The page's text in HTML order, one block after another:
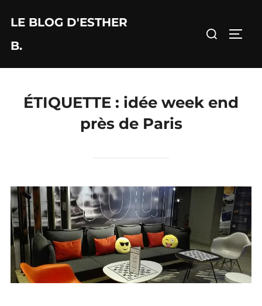
contenu
LE BLOG D'ESTHER
B.
Rechercher :
ÉTIQUETTE : idée week end
près de Paris